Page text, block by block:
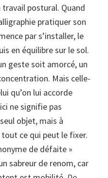
travail postural. Quand
pratiquer son
par s’installer, le
en équilibre sur le sol.
geste soit amorcé, un
Mais celle-
qu’on lui accorde
ne signifie pas
objet, mais à
tout ce qui peut le fixer.
de défaite »
sabreur de renom, car